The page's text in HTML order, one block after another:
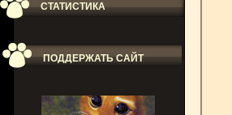
СТАТИСТИКА
ПОДДЕРЖАТЬ САЙТ